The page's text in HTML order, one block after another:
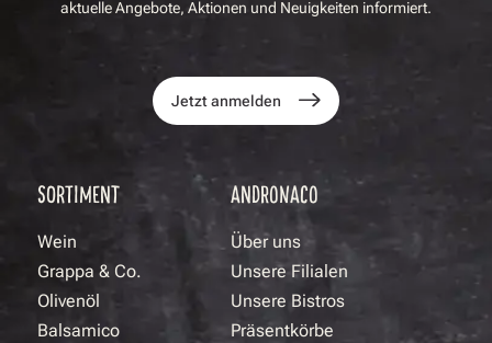
aktuelle Angebote, Aktionen und Neuigkeiten informiert.
Jetzt anmelden
SORTIMENT
Wein
Grappa & Co.
Olivenöl
Balsamico
ANDRONACO
Über uns
Unsere Filialen
Unsere Bistros
Präsentkörbe